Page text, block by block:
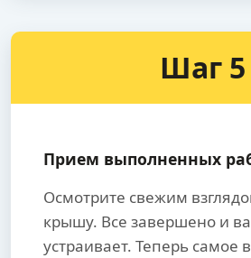
Шаг 5
Прием выполненных
Осмотрите свежим
крышу. Все завершено и
устраивает. Теперь самое